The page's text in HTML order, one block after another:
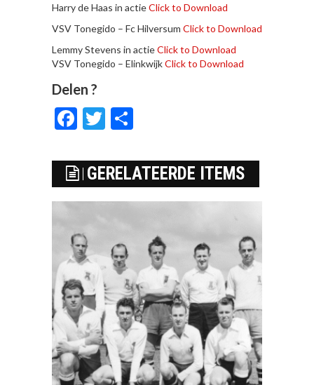
Harry de Haas in actieClick to Download
VSV Tonegido – Fc Hilversum Click to Download
Lemmy Stevens in actieClick to Download
VSV Tonegido – ElinkwijkClick to Download
Delen ?
Facebook
Twitter
GERELATEERDE ITEMS